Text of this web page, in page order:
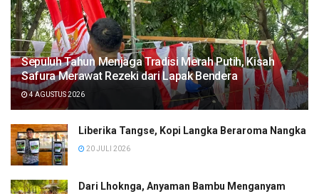
Sepuluh Tahun Menjaga Tradisi Merah Putih, Kisah
Safura Merawat Rezeki dari Lapak Bendera
4 AGUSTUS 2026
Liberika Tangse, Kopi Langka Beraroma Nangka
20 JULI 2026
Dari Lhoknga, Anyaman Bambu Menganyam